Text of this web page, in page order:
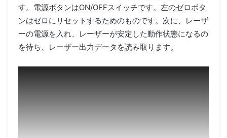
す。電源ボタンはON/OFFスイッチです。左のゼロボタ
ンはゼロにリセットするためのものです。次に、レーザ
ーの電源を入れ、レーザーが安定した動作状態になるの
を待ち、レーザー出力データを読み取ります。